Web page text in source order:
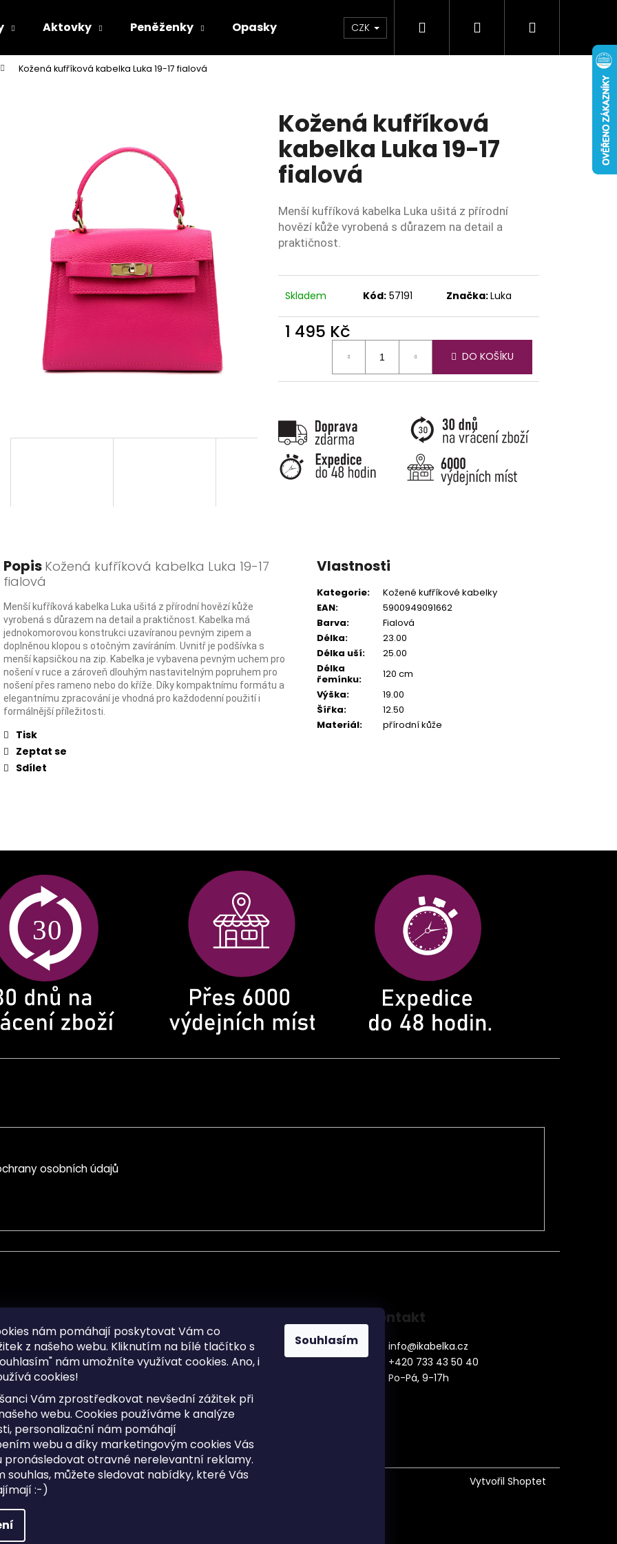
nám pomáhají poskytovat Vám co
z našeho webu. Kliknutím na bílé tlačítko s
nám umožníte využívat cookies. Ano, i
cookies!
Vám zprostředkovat nevšední zážitek při
webu. Cookies používáme k analýze
personalizační nám pomáhají
webu a díky marketingovým cookies Vás
pronásledovat otravné nerelevantní reklamy.
souhlas, můžete sledovat nabídky, které Vás
:-)
Souhlasím
Aktovky Peněženky Opasky Doplňky Novinky
CZK Hledat PřihlášeníNákupní
Kožená kufříková kabelka Luka 19-17 fialová
Kožená kufříková
kabelka Luka 19-17
fialová
Menší kufříková kabelka Luka ušitá z přírodní
hovězí kůže vyrobená s důrazem na detail a
praktičnost.
Skladem Kód: 57191 Značka:Luka
1 495 Kč
DO KOŠÍKU
Popis Kožená kufříková kabelka Luka 19-17
fialová
Menší kufříková kabelka Luka ušitá z přírodní hovězí kůže
vyrobená s důrazem na detail a praktičnost. Kabelka má
jednokomorovou konstrukci uzavíranou pevným zipem a
doplněnou klopou s otočným zavíráním. Uvnitř je podšívka s
menší kapsičkou na zip. Kabelka je vybavena pevným uchem pro
nošení v ruce a zároveň dlouhým nastavitelným popruhem pro
nošení přes rameno nebo do kříže. Díky kompaktnímu formátu a
elegantnímu zpracování je vhodná pro každodenní použití i
formálnější příležitosti.
Tisk
Zeptat se
Sdílet
Vlastnosti
Kategorie:
Kožené kufříkové kabelky
EAN:
5900949091662
Barva:
Fialová
Délka:
23.00
Délka uší:
25.00
Délka
řemínku:
120 cm
Výška:
19.00
Šířka:
12.50
Materiál: přírodní kůže
Co potřebujete najít?
Doporučujeme
osobních údajů
osobních údajů
dotazy
cookies
Sitemap
Doprava a Platba
Postup vrácení zboží ve 30 denní
lhůtě
Obchodní podmínky
Kontakt
info@ikabelka.cz
+420 733 43 50 40
Po-Pá, 9-17h
Vytvořil Shoptet
Upravit nastavení cookies